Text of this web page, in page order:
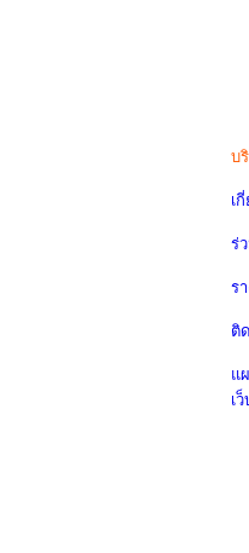
บ
เ
ร่
ร
ติ
แ
เ